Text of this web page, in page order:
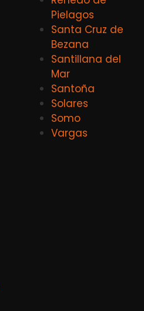
Pielagos
Santa Cruz de
Bezana
Santillana del
Mar
Santoña
Solares
Somo
Vargas